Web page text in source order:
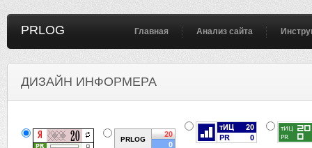
PRLOG Главная Анализ сайта
ДИЗАЙН ИНФОРМЕРА